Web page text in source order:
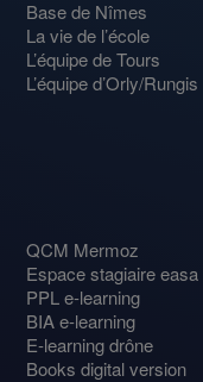
Base de Nîmes
La vie de l’école
L’équipe de Tours
L’équipe d’Orly/Rungis
QCM Mermoz
Espace stagiaire easa
PPL e-learning
BIA e-learning
E-learning drône
Books digital version